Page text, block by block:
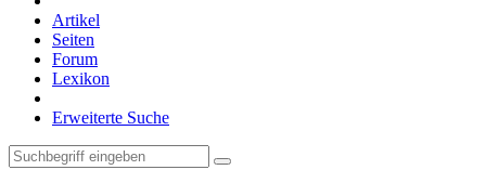
Artikel
Seiten
Forum
Lexikon
Erweiterte Suche